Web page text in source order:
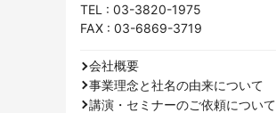
TEL : 03-3820-1975
FAX : 03-6869-3719
会社概要
事業理念と社名の由来について
講演・セミナーのご依頼について